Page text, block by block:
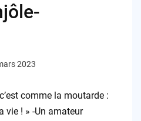
2023
comme la moutarde :
vie ! » -Un amateur